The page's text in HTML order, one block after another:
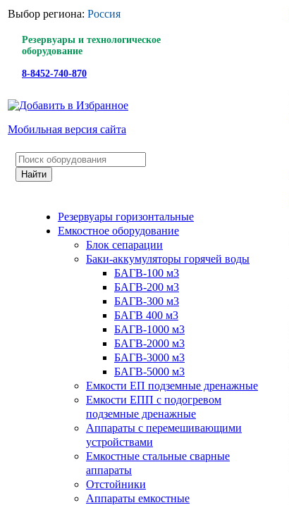
Выбор региона: Россия
Резервуары и технологическое
оборудование
8-8452-740-870
Мобильная версия сайта
Резервуары горизонтальные
Емкостное оборудование
Блок сепарации
Баки-аккумуляторы горячей воды
БАГВ-100 м3
БАГВ-200 м3
БАГВ-300 м3
БАГВ 400 м3
БАГВ-1000 м3
БАГВ-2000 м3
БАГВ-3000 м3
БАГВ-5000 м3
Емкости ЕП подземные дренажные
Емкости ЕПП с подогревом
подземные дренажные
Аппараты с перемешивающими
устройствами
Емкостные стальные сварные
аппараты
Отстойники
Аппараты емкостные